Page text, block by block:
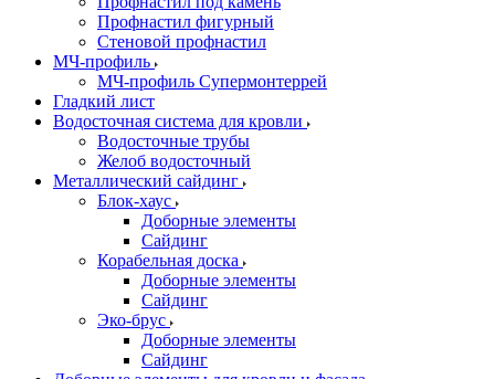
Профнастил фигурный
Стеновой профнастил
МЧ-профиль
МЧ-профиль Супермонтеррей
Гладкий лист
Водосточная система для кровли
Водосточные трубы
Желоб водосточный
Металлический сайдинг
Блок-хаус
Доборные элементы
Сайдинг
Корабельная доска
Доборные элементы
Сайдинг
Эко-брус
Доборные элементы
Сайдинг